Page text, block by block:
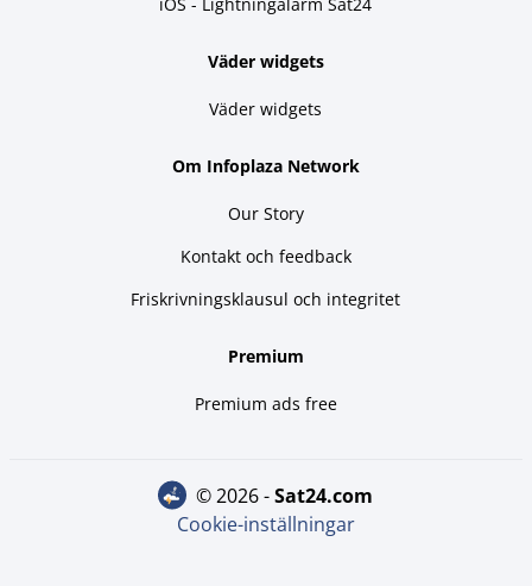
Väder widgets
Väder widgets
Om Infoplaza Network
Our Story
Kontakt och feedback
Friskrivningsklausul och integritet
Premium
Premium ads free
© 2026 - sat24.com
Cookie-inställningar